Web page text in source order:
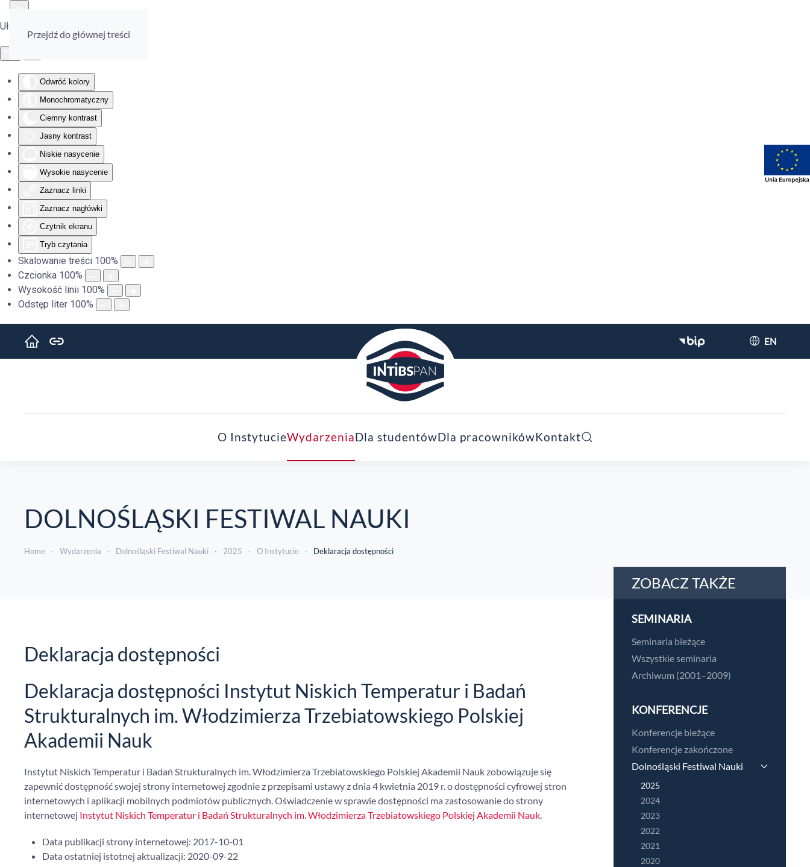
Ułatwienia dostępu
Odwróć kolory
Monochromatyczny
Ciemny kontrast
Jasny kontrast
Niskie nasycenie
Wysokie nasycenie
Zaznacz linki
Zaznacz nagłówki
Czytnik ekranu
Tryb czytania
Skalowanie treści 100%
Czcionka 100%
Wysokość linii 100%
Odstęp liter 100%
Przejdź do głównej treści
EN
O InstytucieWydarzeniaDla studentówDla pracownikówKontakt
DOLNOŚLĄSKI FESTIWAL NAUKI
Home Wydarzenia Dolnośląski Festiwal Nauki 2025 O Instytucie Deklaracja dostępności
Deklaracja dostępności
Deklaracja dostępności Instytut Niskich Temperatur i Badań
Strukturalnych im. Włodzimierza Trzebiatowskiego Polskiej
Akademii Nauk
Instytut Niskich Temperatur i Badań Strukturalnych im. Włodzimierza Trzebiatowskiego Polskiej Akademii Naukzobowiązuje się
zapewnić dostępność swojej strony internetowej zgodnie z przepisami ustawy z dnia 4 kwietnia 2019 r. o dostępności cyfrowej stron
internetowych i aplikacji mobilnych podmiotów publicznych. Oświadczenie w sprawie dostępności ma zastosowanie do strony
internetowej Instytut Niskich Temperatur i Badań Strukturalnych im. Włodzimierza Trzebiatowskiego Polskiej Akademii Nauk.
Data publikacji strony internetowej: 2017-10-01
Data ostatniej istotnej aktualizacji: 2020-09-22
ZOBACZ TAKŻE
SEMINARIA
Seminaria bieżące
Wszystkie seminaria
Archiwum (2001–2009)
KONFERENCJE
Konferencje bieżące
Konferencje zakończone
Dolnośląski Festiwal Nauki
2025
2024
2023
2022
2021
2020